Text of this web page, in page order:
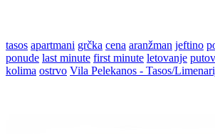
tasos apartmani grčka cena aranžman jeftino
ponude last minute first minute letovanje
kolima ostrvo Vila Pelekanos - Tasos/